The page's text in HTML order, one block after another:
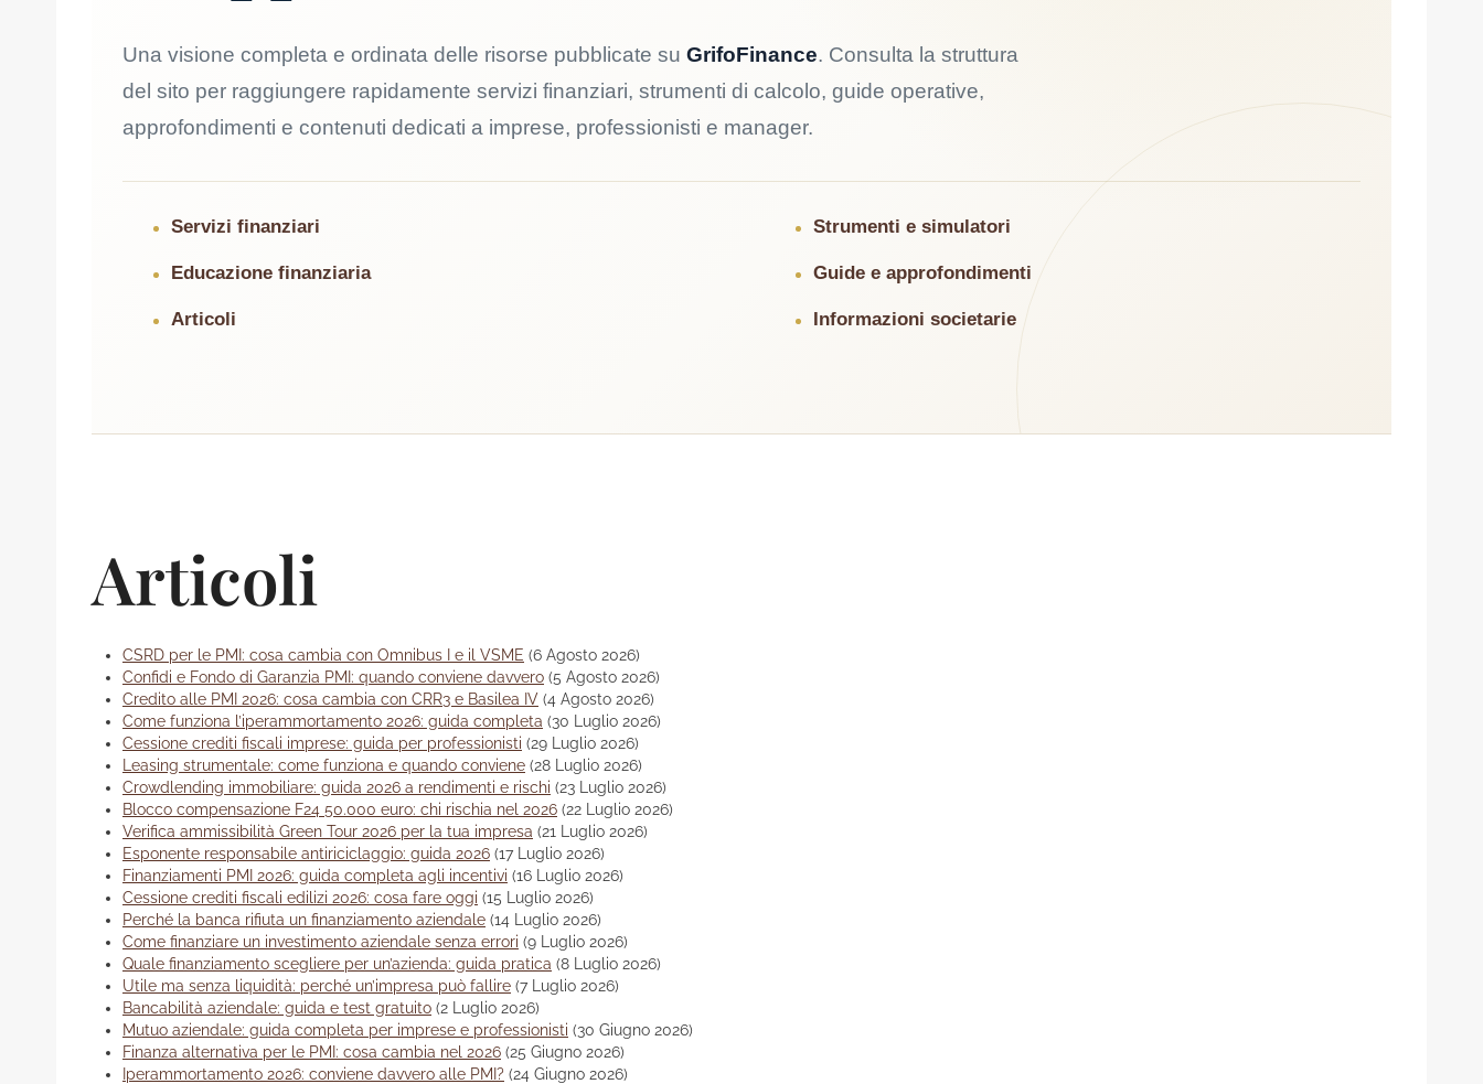
Una visione completa e ordinata delle risorse pubblicate su GrifoFinance. Consulta la struttura
del sito per raggiungere rapidamente servizi finanziari, strumenti di calcolo, guide operative,
approfondimenti e contenuti dedicati a imprese, professionisti e manager.
Servizi finanziari Strumenti e simulatori
Educazione finanziaria Guide e approfondimenti
Articoli Informazioni societarie
Articoli
CSRD per le PMI: cosa cambia con Omnibus I e il VSME (6 Agosto 2026)
Confidi e Fondo di Garanzia PMI: quando conviene davvero (5 Agosto 2026)
Credito alle PMI 2026: cosa cambia con CRR3 e Basilea IV (4 Agosto 2026)
Come funziona l’iperammortamento 2026: guida completa (30 Luglio 2026)
Cessione crediti fiscali imprese: guida per professionisti (29 Luglio 2026)
Leasing strumentale: come funziona e quando conviene (28 Luglio 2026)
Crowdlending immobiliare: guida 2026 a rendimenti e rischi (23 Luglio 2026)
Blocco compensazione F24 50.000 euro: chi rischia nel 2026 (22 Luglio 2026)
Verifica ammissibilità Green Tour 2026 per la tua impresa (21 Luglio 2026)
Esponente responsabile antiriciclaggio: guida 2026 (17 Luglio 2026)
Finanziamenti PMI 2026: guida completa agli incentivi (16 Luglio 2026)
Cessione crediti fiscali edilizi 2026: cosa fare oggi (15 Luglio 2026)
Perché la banca rifiuta un finanziamento aziendale (14 Luglio 2026)
Come finanziare un investimento aziendale senza errori (9 Luglio 2026)
Quale finanziamento scegliere per un’azienda: guida pratica (8 Luglio 2026)
Utile ma senza liquidità: perché un’impresa può fallire (7 Luglio 2026)
Bancabilità aziendale: guida e test gratuito (2 Luglio 2026)
Mutuo aziendale: guida completa per imprese e professionisti (30 Giugno 2026)
Finanza alternativa per le PMI: cosa cambia nel 2026 (25 Giugno 2026)
Iperammortamento 2026: conviene davvero alle PMI? (24 Giugno 2026)